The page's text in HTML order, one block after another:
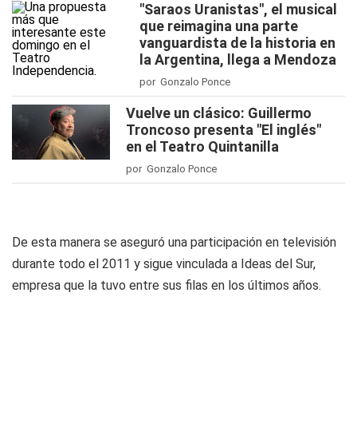
"Saraos Uranistas", el musical
que reimagina una parte
vanguardista de la historia en
la Argentina, llega a Mendoza
por Gonzalo Ponce
Vuelve un clásico: Guillermo
Troncoso presenta "El inglés"
en el Teatro Quintanilla
por Gonzalo Ponce
De esta manera se aseguró una participación en televisión
durante todo el 2011 y sigue vinculada a Ideas del Sur,
empresa que la tuvo entre sus filas en los últimos años.